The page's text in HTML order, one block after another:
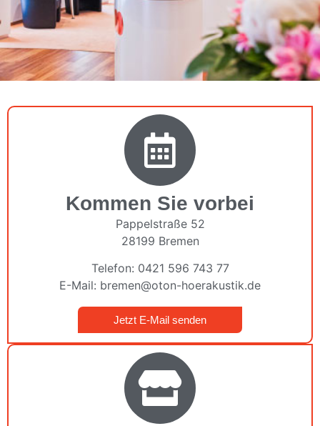
Kommen Sie vorbei
Pappelstraße 52
28199 Bremen
Telefon: 0421 596 743 77
E-Mail: bremen@oton-hoerakustik.de
Jetzt E-Mail senden